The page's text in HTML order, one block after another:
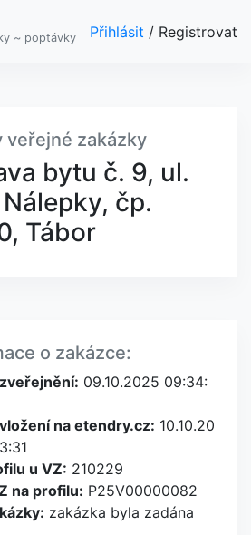
~ poptávky Přihlásit / Registrovat
veřejné zakázky
bytu č. 9, ul.
čp.
Tábor
o zakázce:
09.10.2025 09:34:
na etendry.cz: 10.10.20
u VZ: 210229
na profilu: P25V00000082
zakázka byla zadána